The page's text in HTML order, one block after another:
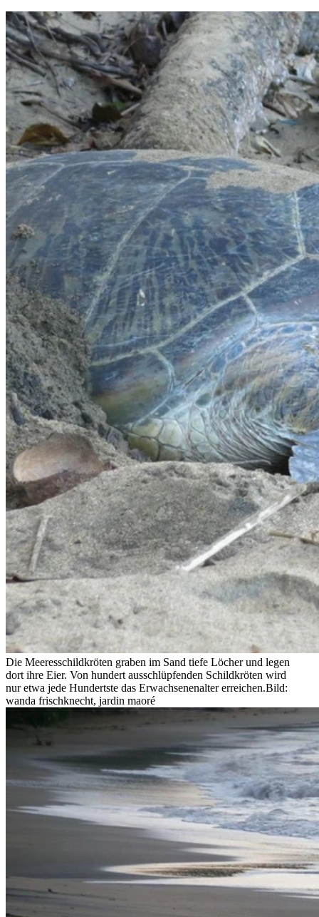
Die Meeresschildkröten graben im Sand tiefe Löcher und legen
dort ihre Eier. Von hundert ausschlüpfenden Schildkröten wird
nur etwa jede Hundertste das Erwachsenenalter erreichen.Bild:
wanda frischknecht, jardin maoré